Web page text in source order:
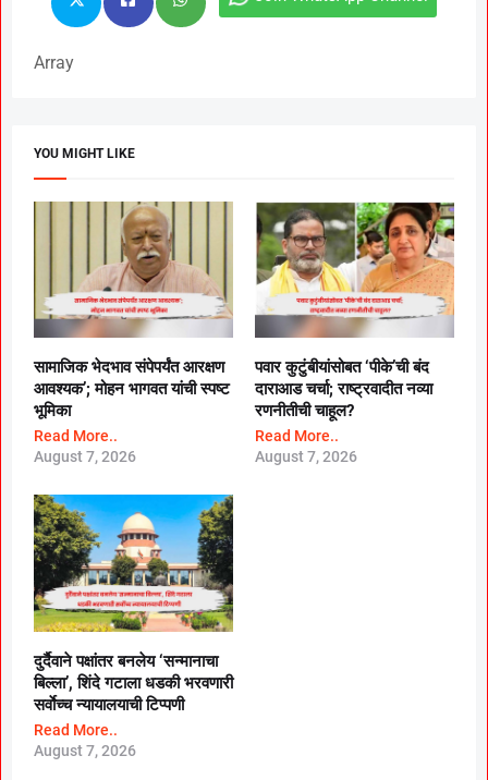
Array
YOU MIGHT LIKE
सामाजिक भेदभाव संपेपर्यंत आरक्षण
आवश्यक’; मोहन भागवत यांची स्पष्ट
भूमिका
Read More..
August 7, 2026
पवार कुटुंबीयांसोबत ‘पीके’ची बंद
दाराआड चर्चा; राष्ट्रवादीत नव्या
रणनीतीची चाहूल?
Read More..
August 7, 2026
दुर्दैवाने पक्षांतर बनलेय ‘सन्मानाचा
बिल्ला’, शिंदे गटाला धडकी भरवणारी
सर्वाेच्च न्यायालयाची टिप्पणी
Read More..
August 7, 2026